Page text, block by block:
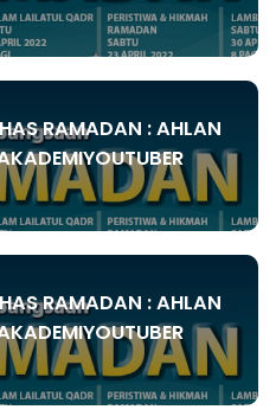
RAMADAN : AHLAN
RAMADAN : AHLAN